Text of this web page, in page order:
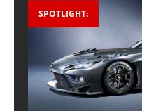
SPOTLIGHT: